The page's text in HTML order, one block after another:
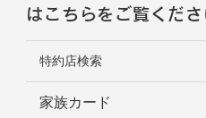
はこちらをご覧くださ
特約店検索
家族カード